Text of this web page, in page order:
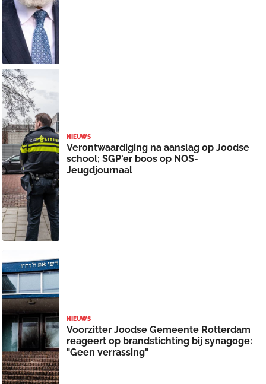
NIEUWS
Verontwaardiging na aanslag op Joodse
school; SGP'er boos op NOS-
Jeugdjournaal
NIEUWS
Voorzitter Joodse Gemeente Rotterdam
reageert op brandstichting bij synagoge:
"Geen verrassing"